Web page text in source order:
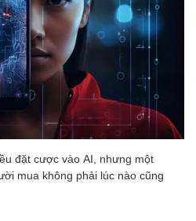
đặt cược vào AI, nhưng một
mua không phải lúc nào cũng